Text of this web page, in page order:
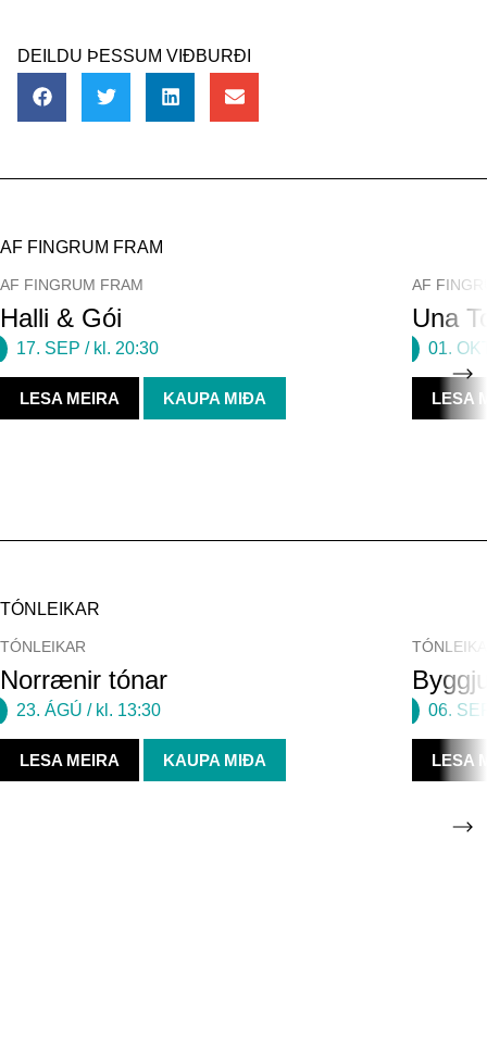
DEILDU ÞESSUM VIÐBURÐI
AF FINGRUM FRAM
AF FINGRUM FRAM
Halli & Gói
17. SEP / kl. 20:30
LESA MEIRA KAUPA MIÐA
AF
Una
01.
LESA
TÓNLEIKAR
TÓNLEIKAR
Norrænir tónar
23. ÁGÚ / kl. 13:30
LESA MEIRA KAUPA MIÐA
06.
LESA